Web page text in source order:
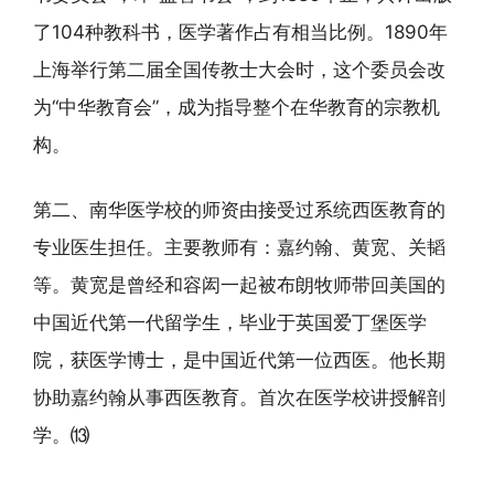
了104种教科书，医学著作占有相当比例。1890年
上海举行第二届全国传教士大会时，这个委员会改
为“中华教育会”，成为指导整个在华教育的宗教机
构。
第二、南华医学校的师资由接受过系统西医教育的
专业医生担任。主要教师有：嘉约翰、黄宽、关韬
等。黄宽是曾经和容闳一起被布朗牧师带回美国的
中国近代第一代留学生，毕业于英国爱丁堡医学
院，获医学博士，是中国近代第一位西医。他长期
协助嘉约翰从事西医教育。首次在医学校讲授解剖
学。⒀